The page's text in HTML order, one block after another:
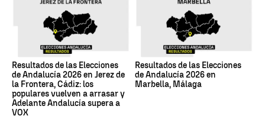
Resultados de las Elecciones
de Andalucía 2026 en Jerez de
la Frontera, Cádiz: los
populares vuelven a arrasar y
Adelante Andalucía supera a
VOX
Resultados de las Elecciones
de Andalucía 2026 en
Marbella, Málaga